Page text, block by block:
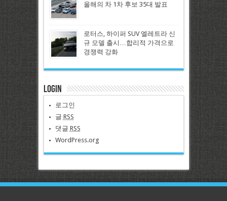
올해의 차 1차 후보 35대 발표
로터스, 하이퍼 SUV 엘레트라 신
규 모델 출시…합리적 가격으로
경쟁력 강화
Login
로그인
글 RSS
댓글 RSS
WordPress.org